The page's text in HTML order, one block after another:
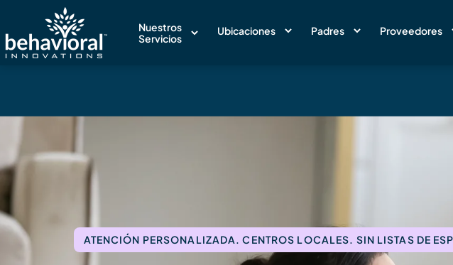
Nuestros
Servicios
Ubicaciones Padres Proveedores
ATENCIÓN PERSONALIZADA. CENTROS LOCALES. SIN LISTAS DE